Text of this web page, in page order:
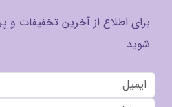
برای اطلاع از آخرین تخفیفات و
شوید